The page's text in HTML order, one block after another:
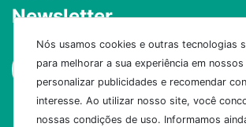
Nós usamos cookies e outras tecnologias
para melhorar a sua experiência em
personalizar publicidades e recomendar
interesse. Ao utilizar nosso site, você
nossas condições de uso. Informamos
Newsletter